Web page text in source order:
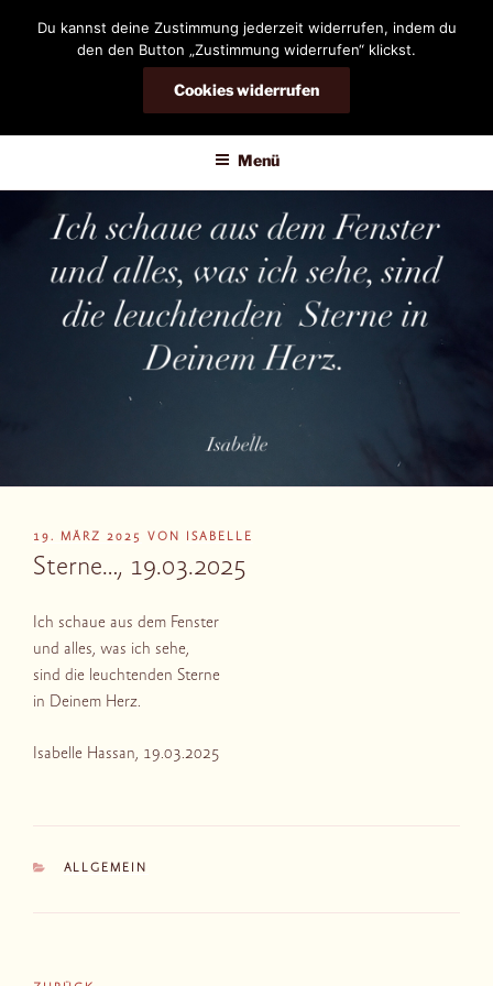
DIANDRA-CIRCLE
Menü
VERÖFFENTLICHT
AM
19. MÄRZ 2025 VON ISABELLE
Sterne…, 19.03.2025
Ich schaue aus dem Fenster
und alles, was ich sehe,
sind die leuchtenden Sterne
in Deinem Herz.
Isabelle Hassan, 19.03.2025
KATEGORIEN
ALLGEMEIN
Beitragsnavigation
Du kannst deine Zustimmung jederzeit widerrufen, indem du
den den Button „Zustimmung widerrufen“ klickst.
Cookies widerrufen